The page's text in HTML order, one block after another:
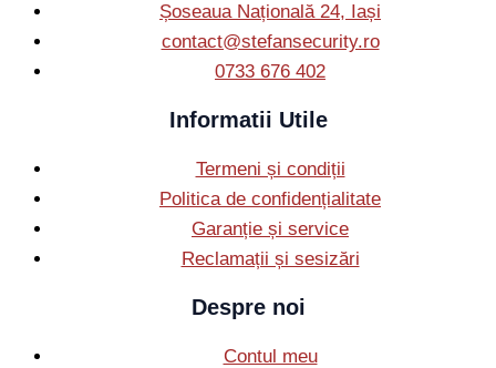
Șoseaua Națională 24, Iași
contact@stefansecurity.ro
0733 676 402
Informatii Utile
Termeni și condiții
Politica de confidențialitate
Garanție și service
Reclamații și sesizări
Despre noi
Contul meu